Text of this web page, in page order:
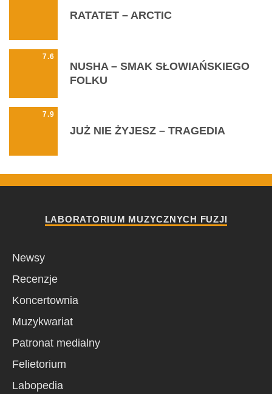
RATATET – ARCTIC
7.6
NUSHA – SMAK SŁOWIAŃSKIEGO
FOLKU
7.9
JUŻ NIE ŻYJESZ – TRAGEDIA
LABORATORIUM MUZYCZNYCH FUZJI
Newsy
Recenzje
Koncertownia
Muzykwariat
Patronat medialny
Felietorium
Labopedia